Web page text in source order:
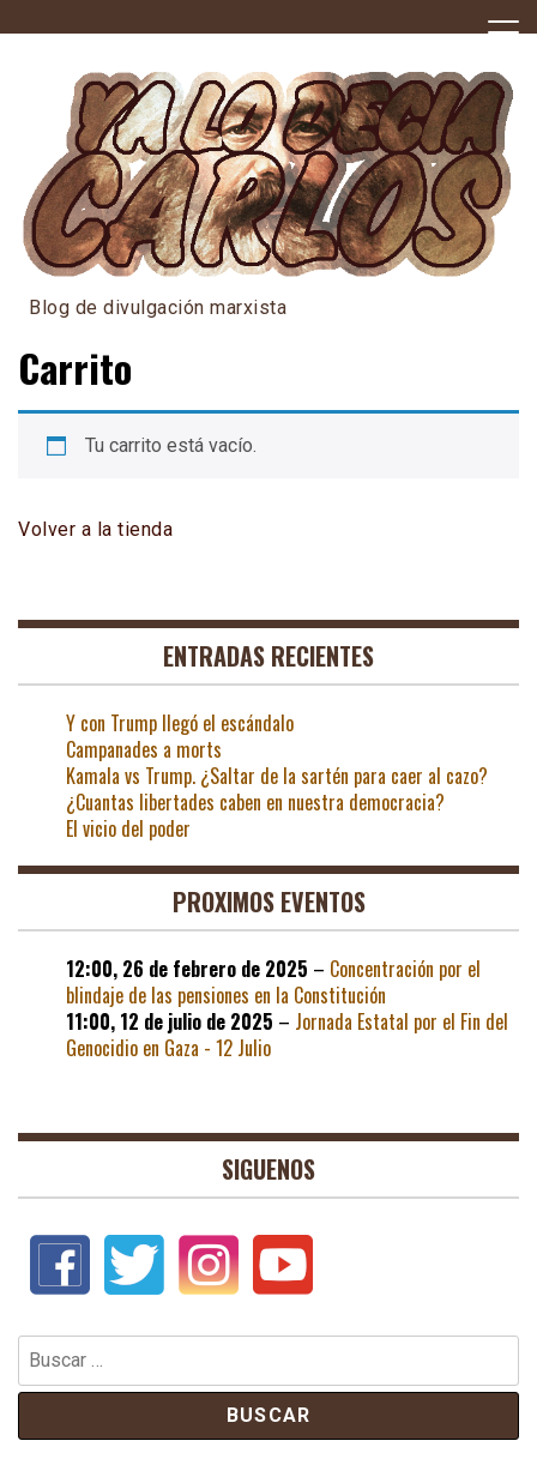
to
Blog de divulgación marxista
Carrito
Tu carrito está vacío.
Volver a la tienda
ENTRADAS RECIENTES
Y con Trump llegó el escándalo
Campanades a morts
Kamala vs Trump. ¿Saltar de la sartén para caer al cazo?
¿Cuantas libertades caben en nuestra democracia?
El vicio del poder
PROXIMOS EVENTOS
12:00, 26 de febrero de 2025 – Concentración por el
blindaje de las pensiones en la Constitución
11:00, 12 de julio de 2025 – Jornada Estatal por el Fin del
Genocidio en Gaza - 12 Julio
SIGUENOS
Buscar: